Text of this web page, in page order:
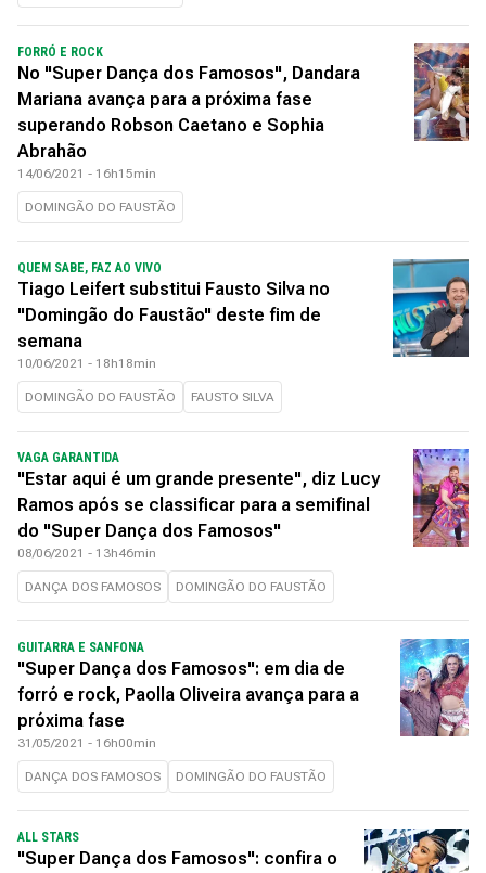
FORRÓ E ROCK
No "Super Dança dos Famosos", Dandara
Mariana avança para a próxima fase
superando Robson Caetano e Sophia
Abrahão
14/06/2021 - 16h15min
DOMINGÃO DO FAUSTÃO
QUEM SABE, FAZ AO VIVO
Tiago Leifert substitui Fausto Silva no
"Domingão do Faustão" deste fim de
semana
10/06/2021 - 18h18min
DOMINGÃO DO FAUSTÃO FAUSTO SILVA
VAGA GARANTIDA
"Estar aqui é um grande presente", diz Lucy
Ramos após se classificar para a semifinal
do "Super Dança dos Famosos"
08/06/2021 - 13h46min
DANÇA DOS FAMOSOS DOMINGÃO DO FAUSTÃO
GUITARRA E SANFONA
"Super Dança dos Famosos": em dia de
forró e rock, Paolla Oliveira avança para a
próxima fase
31/05/2021 - 16h00min
DANÇA DOS FAMOSOS DOMINGÃO DO FAUSTÃO
ALL STARS
"Super Dança dos Famosos": confira o